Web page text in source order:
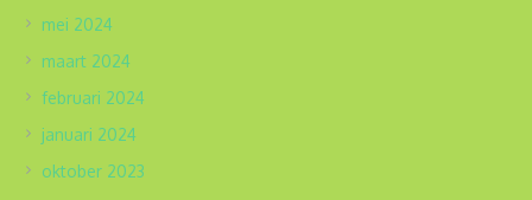
mei 2024
maart 2024
februari 2024
januari 2024
oktober 2023